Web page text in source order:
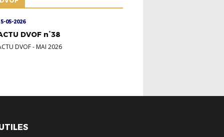
05-2026
DVOF n°38
DVOF- MAI 2026